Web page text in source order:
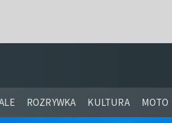
ROZRYWKA KULTURA MOTO